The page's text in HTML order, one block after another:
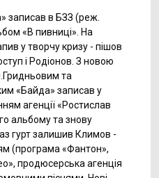
записав в БЗЗ (реж.
«В пивниці». На
у творчу кризу - пішов
і Родіонов. З новою
та
«Байда» записав у
агенції «Ростислав
альбому та знову
гурт залишив Климов -
(програма «Фантон»,
продюсерська агенція